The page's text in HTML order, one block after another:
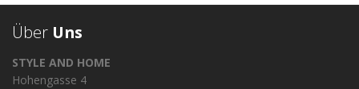
Über Uns
STYLE AND HOME
Hohengasse 4